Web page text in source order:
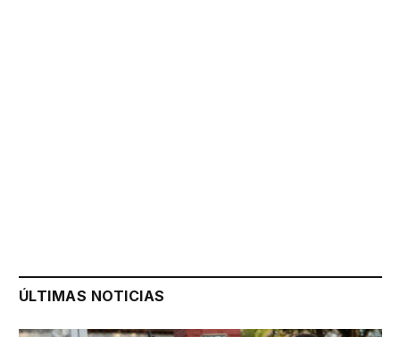
ÚLTIMAS NOTICIAS